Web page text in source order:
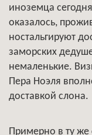
иноземца
оказалось,
ностальгируют
заморских
немаленькие.
Пера Ноэля
доставкой слона.
Примерно в ту же